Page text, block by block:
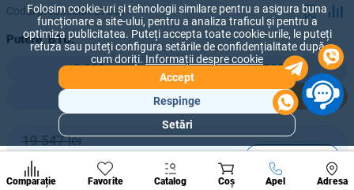
Codul produsului:27069
Putere, BTU:
9 000
12 000
24 000
19 547 lei
13 031lei - +
Comparație Favorite Catalog Coș Apel Adresa
A suna
populare
de
Folosim cookie-uri și tehnologii similare pentru a asigura buna
funcționare a site-ului, pentru a analiza traficul și pentru a
optimiza publicitatea. Puteți accepta toate cookie-urile, le puteți
refuza sau puteți configura setările de confidențialitate după
cum doriți. Informații despre cookie
Accept
Respinge
Setări